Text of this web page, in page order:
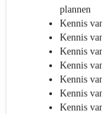
plannen
Kennis
Kennis
Kennis
Kennis
Kennis
Kennis
Kennis